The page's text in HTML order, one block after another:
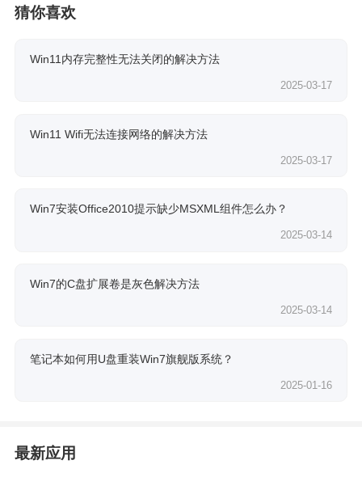
猜你喜欢
Win11内存完整性无法关闭的解决方法
2025-03-17
Win11 Wifi无法连接网络的解决方法
2025-03-17
Win7安装Office2010提示缺少MSXML组件怎么办？
2025-03-14
Win7的C盘扩展卷是灰色解决方法
2025-03-14
笔记本如何用U盘重装Win7旗舰版系统？
2025-01-16
最新应用